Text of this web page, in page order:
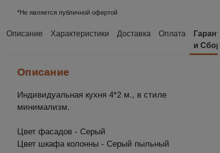
*Не является публичной офертой
Описание Характеристики Доставка Оплата
и
Описание
Индивидуальная кухня 4*2 м., в стиле
минимализм.
Цвет фасадов - Серый
Цвет шкафа колонны - Серый пыльный